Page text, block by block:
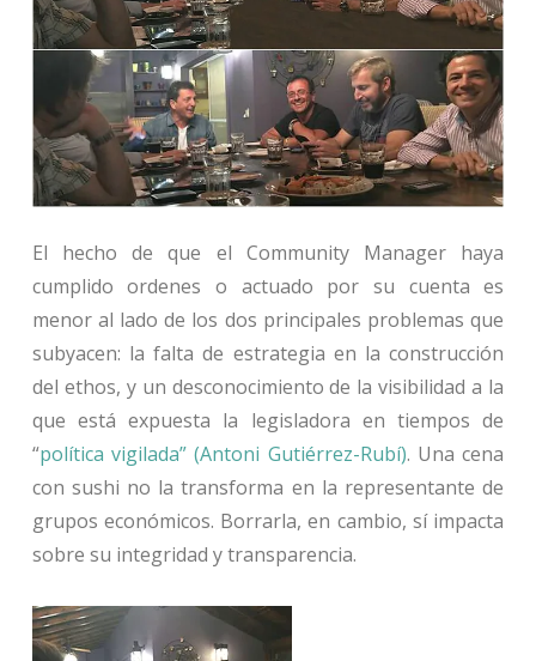
El hecho de que el Community Manager haya
cumplido ordenes o actuado por su cuenta es
menor al lado de los dos principales problemas que
subyacen: la falta de estrategia en la construcción
del ethos, y un desconocimiento de la visibilidad a la
que está expuesta la legisladora en tiempos de
“política vigilada” (Antoni Gutiérrez-Rubí). Una cena
con sushi no la transforma en la representante de
grupos económicos. Borrarla, en cambio, sí impacta
sobre su integridad y transparencia.